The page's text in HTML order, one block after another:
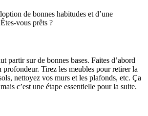
de bonnes habitudes et d’une
vous prêts ?
partir sur de bonnes bases. Faites d’abord
profondeur. Tirez les meubles pour retirer la
nettoyez vos murs et les plafonds, etc. Ça
c’est une étape essentielle pour la suite.